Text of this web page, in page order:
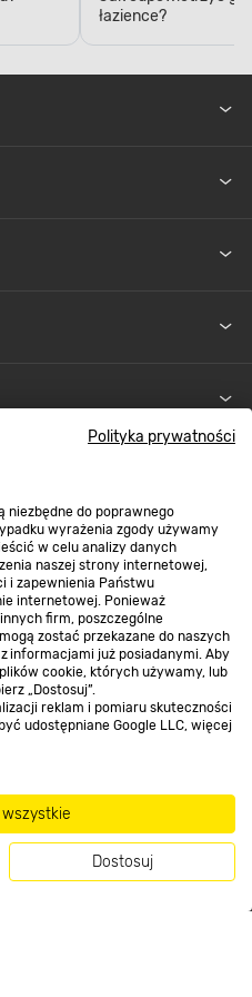
Polityka prywatności
niezbędne do poprawnego
wyrażenia zgody używamy
w celu analizy danych
naszej strony internetowej,
i zapewnienia Państwu
internetowej. Ponieważ
firm, poszczególne
zostać przekazane do naszych
informacjami już posiadanymi. Aby
cookie, których używamy, lub
„Dostosuj”.
reklam i pomiaru skuteczności
udostępniane Google LLC, więcej
Dostosuj
podnieść
2000 W BASIC
funkcji TURBO.
powietrza
nawiewu, który
długo czekać
łazience?